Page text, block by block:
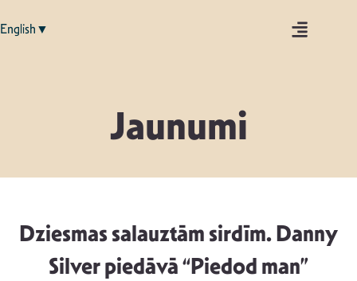
English▼
Jaunumi
Dziesmas salauztām sirdīm. Danny
Silver piedāvā “Piedod man”